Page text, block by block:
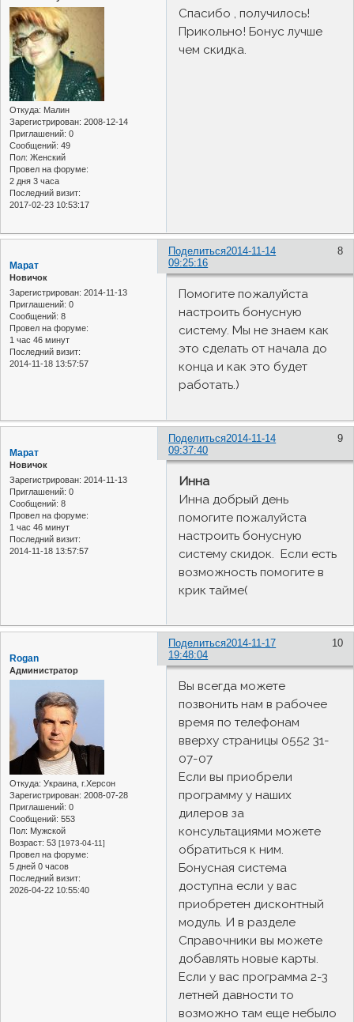
Откуда: Малин
Зарегистрирован: 2008-12-14
Приглашений: 0
Сообщений: 49
Пол: Женский
Провел на форуме:
2 дня 3 часа
Последний визит:
2017-02-23 10:53:17
Спасибо , получилось!
Прикольно! Бонус лучше
чем скидка.
Поделиться 8
2014-11-14
09:25:16
Марат
Новичок
Зарегистрирован: 2014-11-13
Приглашений: 0
Сообщений: 8
Провел на форуме:
1 час 46 минут
Последний визит:
2014-11-18 13:57:57
Помогите пожалуйста
настроить бонусную
систему. Мы не знаем как
это сделать от начала до
конца и как это будет
работать.)
Поделиться 9
2014-11-14
09:37:40
Марат
Новичок
Зарегистрирован: 2014-11-13
Приглашений: 0
Сообщений: 8
Провел на форуме:
1 час 46 минут
Последний визит:
2014-11-18 13:57:57
Инна
Инна добрый день
помогите пожалуйста
настроить бонусную
систему скидок. Если есть
возможность помогите в
крик тайме(
Поделиться 10
2014-11-17
19:48:04
Rogan
Администратор
Откуда: Украина, г.Херсон
Зарегистрирован: 2008-07-28
Приглашений: 0
Сообщений: 553
Пол: Мужской
Возраст: 53 [1973-04-11]
Провел на форуме:
5 дней 0 часов
Последний визит:
2026-04-22 10:55:40
Вы всегда можете
позвонить нам в рабочее
время по телефонам
вверху страницы 0552 31-
07-07
Если вы приобрели
программу у наших
дилеров за
консультациями можете
обратиться к ним.
Бонусная система
доступна если у вас
приобретен дисконтный
модуль. И в разделе
Справочники вы можете
добавлять новые карты.
Если у вас программа 2-3
летней давности то
возможно там еще небыло